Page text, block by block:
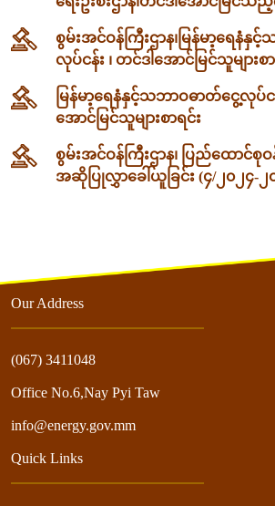
စွမ်းအင်ဝန်ကြီးဌာန၊မြန်မာ့ရေနံနှ
လုပ်ငန်း ၊ တင်ဒါအောင်မြင်သူများစ
မြန်မာ့ရေနံနှင့်သဘာဝဓာတ်ငွေ့လုပ်ငန်
အောင်မြင်သူများစာရင်း
စွမ်းအင်ဝန်ကြီးဌာန၊ ပြည်ထောင်စုဝန်
အဆိုပြုလွှာခေါ်ယူခြင်း (၄/၂၀၂၄-၂၀
Our Address
(067) 3411048
Office No.6,Nay Pyi Taw
info@energy.gov.mm
Quick Links